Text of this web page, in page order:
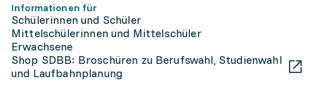
Informationen für
Schülerinnen und Schüler
Mittelschülerinnen und Mittelschüler
Erwachsene
Shop SDBB: Broschüren zu Berufswahl, Studienwahl
und Laufbahnplanung